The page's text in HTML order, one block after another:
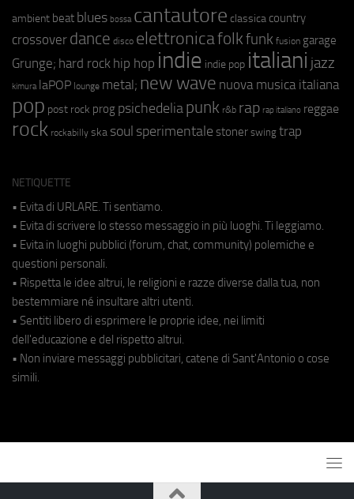
ambient beat blues bossa cantautore classica country
crossover dance disco elettronicafolkfunk fusion garage
Grunge; hard rock hip hop indie indie pop italiani jazz
kimura laPOP lounge metal; new wave nuova musica italiana
pop post rock prog psichedeliapunk r&b rap rap italiano reggae
rock rockabilly ska soul sperimentale stoner swing trap
NETIQUETTE
• Evita di URLARE. Ti sentiamo.
• Evita di scrivere lo stesso messaggio in più luoghi. Ti leggiamo.
• Evita in luoghi pubblici (forum, chat, community) polemiche e
questioni personali.
• Rispetta le idee altrui, le religioni e razze diverse dalla tua, non
bestemmiare né insultare altri utenti.
• Sentiti libero di esprimere le proprie idee, nei limiti
dell'educazione e del rispetto altrui.
• Non inviare messaggi pubblicitari, catene di Sant'Antonio o cose
simili.